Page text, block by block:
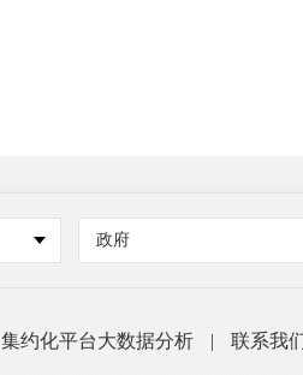
政府
集约化平台大数据分析 | 联系我